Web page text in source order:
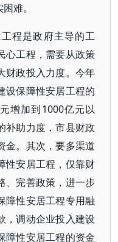
难。
程是政府主导的工
心工程，需要从政策
财政投入力度。今年
设保障性安居工程的
增加到1000亿元以
补助力度，市县财政
金。其次，要多渠道
性安居工程，仅靠财
、完善政策，进一步
障性安居工程专用融
，调动企业投入建设
障性安居工程的资金